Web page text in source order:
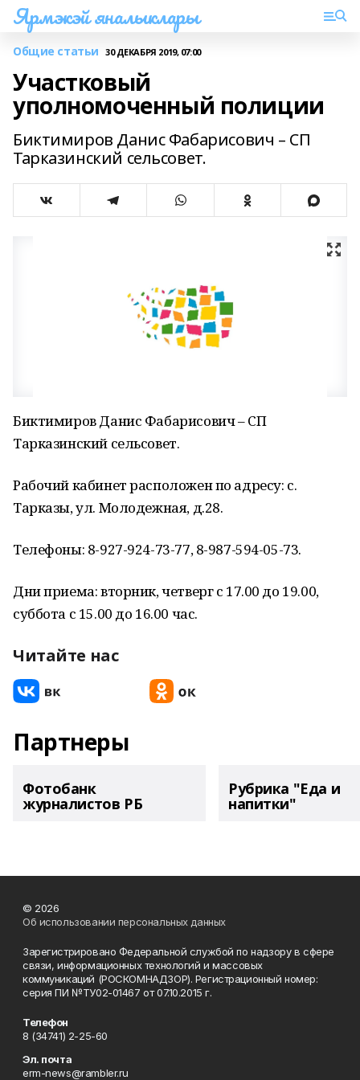
Ярмэкэй яналыклары
Общие статьи 30 ДЕКАБРЯ 2019, 07:00
Участковый
уполномоченный полиции
Биктимиров Данис Фабарисович – СП
Тарказинский сельсовет.
Биктимиров Данис Фабарисович – СП
Тарказинский сельсовет.
Рабочий кабинет расположен по адресу: с.
Тарказы, ул. Молодежная, д.28.
Телефоны: 8-927-924-73-77, 8-987-594-05-73.
Дни приема: вторник, четверг с 17.00 до 19.00,
суббота с 15.00 до 16.00 час.
Читайте нас
Партнеры
Фотобанк
журналистов РБ
Рубрика "Еда и
напитки"
© 2026
Об использовании персональных данных
Зарегистрировано Федеральной службой по надзору в сфере
связи, информационных технологий и массовых
коммуникаций (РОСКОМНАДЗОР). Регистрационный номер:
серия ПИ №ТУ02-01467 от 07.10.2015 г.
Телефон
8 (34741) 2-25-60
Эл. почта
erm-news@rambler.ru